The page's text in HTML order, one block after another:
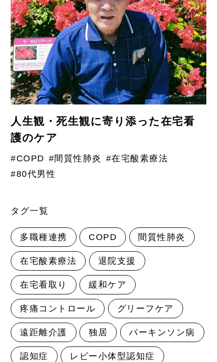
人生観・死生観に寄り添った在宅看
護のケア
#COPD #間質性肺炎 #在宅酸素療法
#80代男性
タグ一覧
多職種連携 COPD 間質性肺炎
在宅酸素療法 退院支援
在宅看取り 緩和ケア
疼痛コントロール グリーフケア
遠距離介護 独居 パーキンソン病
認知症 レビー小体型認知症